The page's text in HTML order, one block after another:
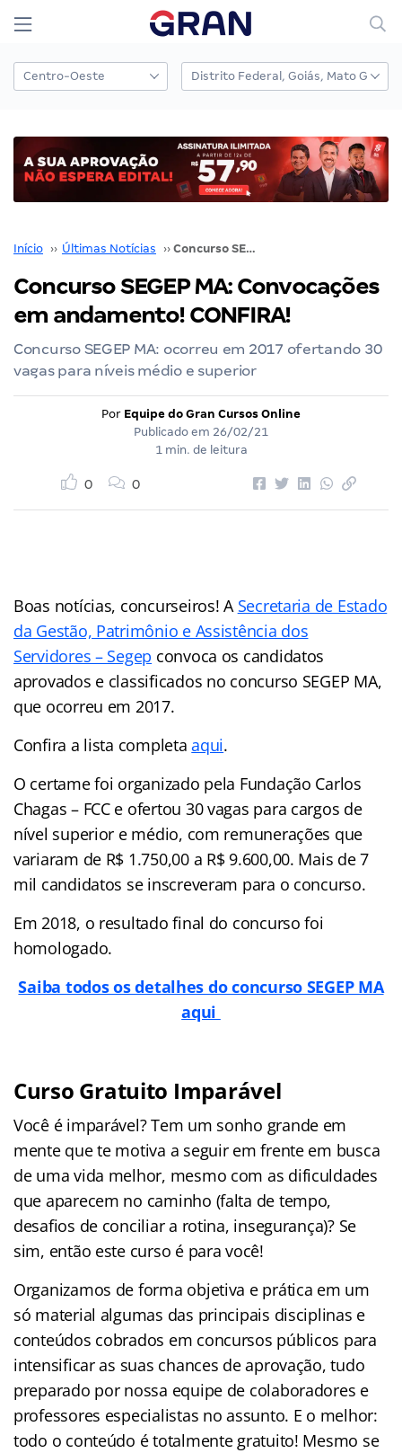
Início ›› Últimas Notícias ›› Concurso SEGEP MA: Convocações em andamento! CONFIRA!
Concurso SEGEP MA: Convocações
em andamento! CONFIRA!
Concurso SEGEP MA: ocorreu em 2017 ofertando 30
vagas para níveis médio e superior
Por Equipe do Gran Cursos Online
Publicado em 26/02/21
1 min. de leitura
0 0
Boas notícias, concurseiros! A Secretaria de Estado
da Gestão, Patrimônio e Assistência dos
Servidores – Segep convoca os candidatos
aprovados e classificados no concurso SEGEP MA,
que ocorreu em 2017.
Confira a lista completaaqui.
O certame foi organizado pela Fundação Carlos
Chagas – FCC e ofertou 30 vagas para cargos de
nível superior e médio, com remunerações que
variaram de R$ 1.750,00 a R$ 9.600,00. Mais de 7
mil candidatos se inscreveram para o concurso.
Em 2018, o resultado final do concurso foi
homologado.
Saiba todos os detalhes do concurso SEGEP MA
aqui
Curso Gratuito Imparável
Você é imparável? Tem um sonho grande em
mente que te motiva a seguir em frente em busca
de uma vida melhor, mesmo com as dificuldades
que aparecem no caminho (falta de tempo,
desafios de conciliar a rotina, insegurança)? Se
sim, então este curso é para você!
Organizamos de forma objetiva e prática em um
só material algumas das principais disciplinas e
conteúdos cobrados em concursos públicos para
intensificar as suas chances de aprovação, tudo
preparado por nossa equipe de colaboradores e
professores especialistas no assunto. E o melhor:
todo o conteúdo é totalmente gratuito! Mesmo se